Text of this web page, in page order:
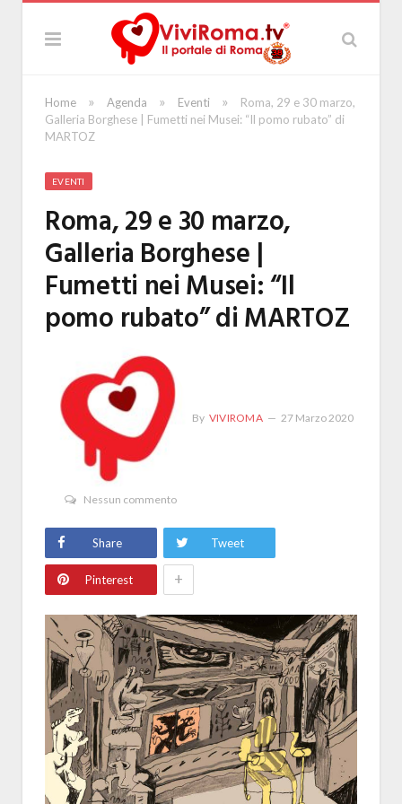
Home » Agenda » Eventi »
Roma, 29 e 30 marzo,
Galleria Borghese | Fumetti nei Musei: “Il pomo rubato” di
MARTOZ
EVENTI
Roma, 29 e 30 marzo,
Galleria Borghese |
Fumetti nei Musei: “Il
pomo rubato” di MARTOZ
By VIVIROMA 27 Marzo 2020
Nessun commento
Share Tweet
Pinterest +